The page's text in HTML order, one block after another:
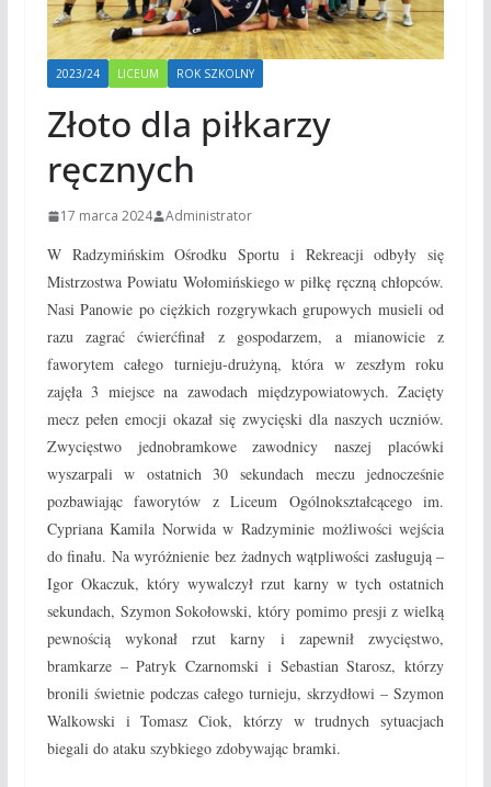
2023/24 LICEUM ROK SZKOLNY
Złoto dla piłkarzy
ręcznych
17 marca 2024 Administrator
W Radzymińskim Ośrodku Sportu i Rekreacji odbyły się
Mistrzostwa Powiatu Wołomińskiego w piłkę ręczną chłopców.
Nasi Panowie po ciężkich rozgrywkach grupowych musieli od
razu zagrać ćwierćfinał z gospodarzem, a mianowicie z
faworytem całego turnieju-drużyną, która w zeszłym roku
zajęła 3 miejsce na zawodach międzypowiatowych. Zacięty
mecz pełen emocji okazał się zwycięski dla naszych uczniów.
Zwycięstwo jednobramkowe zawodnicy naszej placówki
wyszarpali w ostatnich 30 sekundach meczu jednocześnie
pozbawiając faworytów z Liceum Ogólnokształcącego im.
Cypriana Kamila Norwida w Radzyminie możliwości wejścia
do finału. Na wyróżnienie bez żadnych wątpliwości zasługują –
Igor Okaczuk, który wywalczył rzut karny w tych ostatnich
sekundach, Szymon Sokołowski, który pomimo presji z wielką
pewnością wykonał rzut karny i zapewnił zwycięstwo,
bramkarze – Patryk Czarnomski i Sebastian Starosz, którzy
bronili świetnie podczas całego turnieju, skrzydłowi – Szymon
Walkowski i Tomasz Ciok, którzy w trudnych sytuacjach
biegali do ataku szybkiego zdobywając bramki.